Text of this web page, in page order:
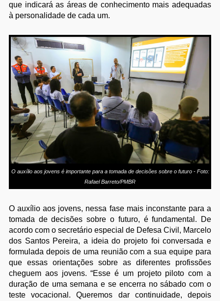
que indicará as áreas de conhecimento mais adequadas
à personalidade de cada um.
O auxílio aos jovens é importante para a tomada de decisões sobre o futuro - Foto:
Rafael Barreto/PMBR
O auxílio aos jovens, nessa fase mais inconstante para a
tomada de decisões sobre o futuro, é fundamental. De
acordo com o secretário especial de Defesa Civil, Marcelo
dos Santos Pereira, a ideia do projeto foi conversada e
formulada depois de uma reunião com a sua equipe para
que essas orientações sobre as diferentes profissões
cheguem aos jovens. “Esse é um projeto piloto com a
duração de uma semana e se encerra no sábado com o
teste vocacional. Queremos dar continuidade, depois